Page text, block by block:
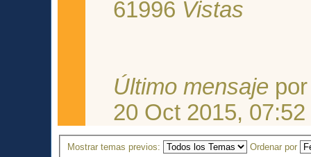
61996 Vistas
Último mensaje
20 Oct 2015, 07:52
Mostrar temas previos: Ordenar por